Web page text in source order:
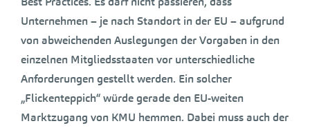
Unternehmen – je nach Standort in der EU – aufgrund
von abweichenden Auslegungen der Vorgaben in den
einzelnen Mitgliedsstaaten vor unterschiedliche
Anforderungen gestellt werden. Ein solcher
„Flickenteppich“ würde gerade den EU-weiten
Marktzugang von KMU hemmen. Dabei muss auch der